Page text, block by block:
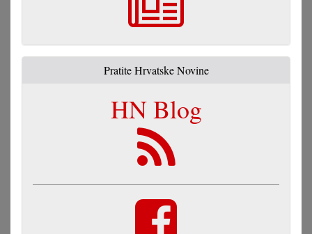
Pratite Hrvatske Novine
HN Blog